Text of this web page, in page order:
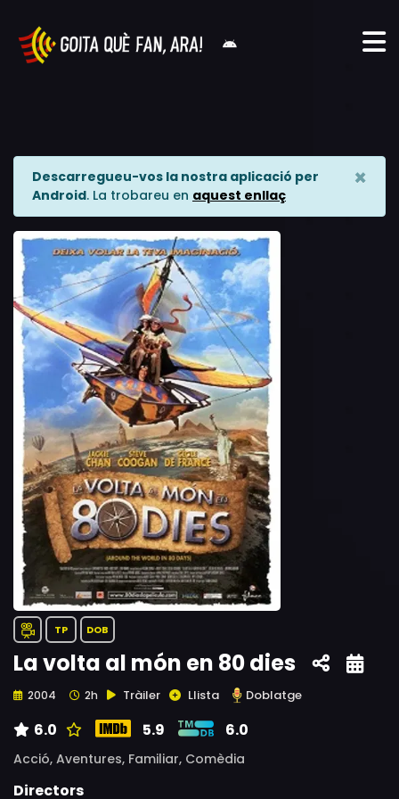
Descarregueu-vos la nostra aplicació per
Android. La trobareu en aquest enllaç
×
TP DOB
La volta al món en 80 dies
2004 2h Tràiler Llista Doblatge
6.0 5.9 6.0
Acció, Aventures, Familiar, Comèdia
Directors